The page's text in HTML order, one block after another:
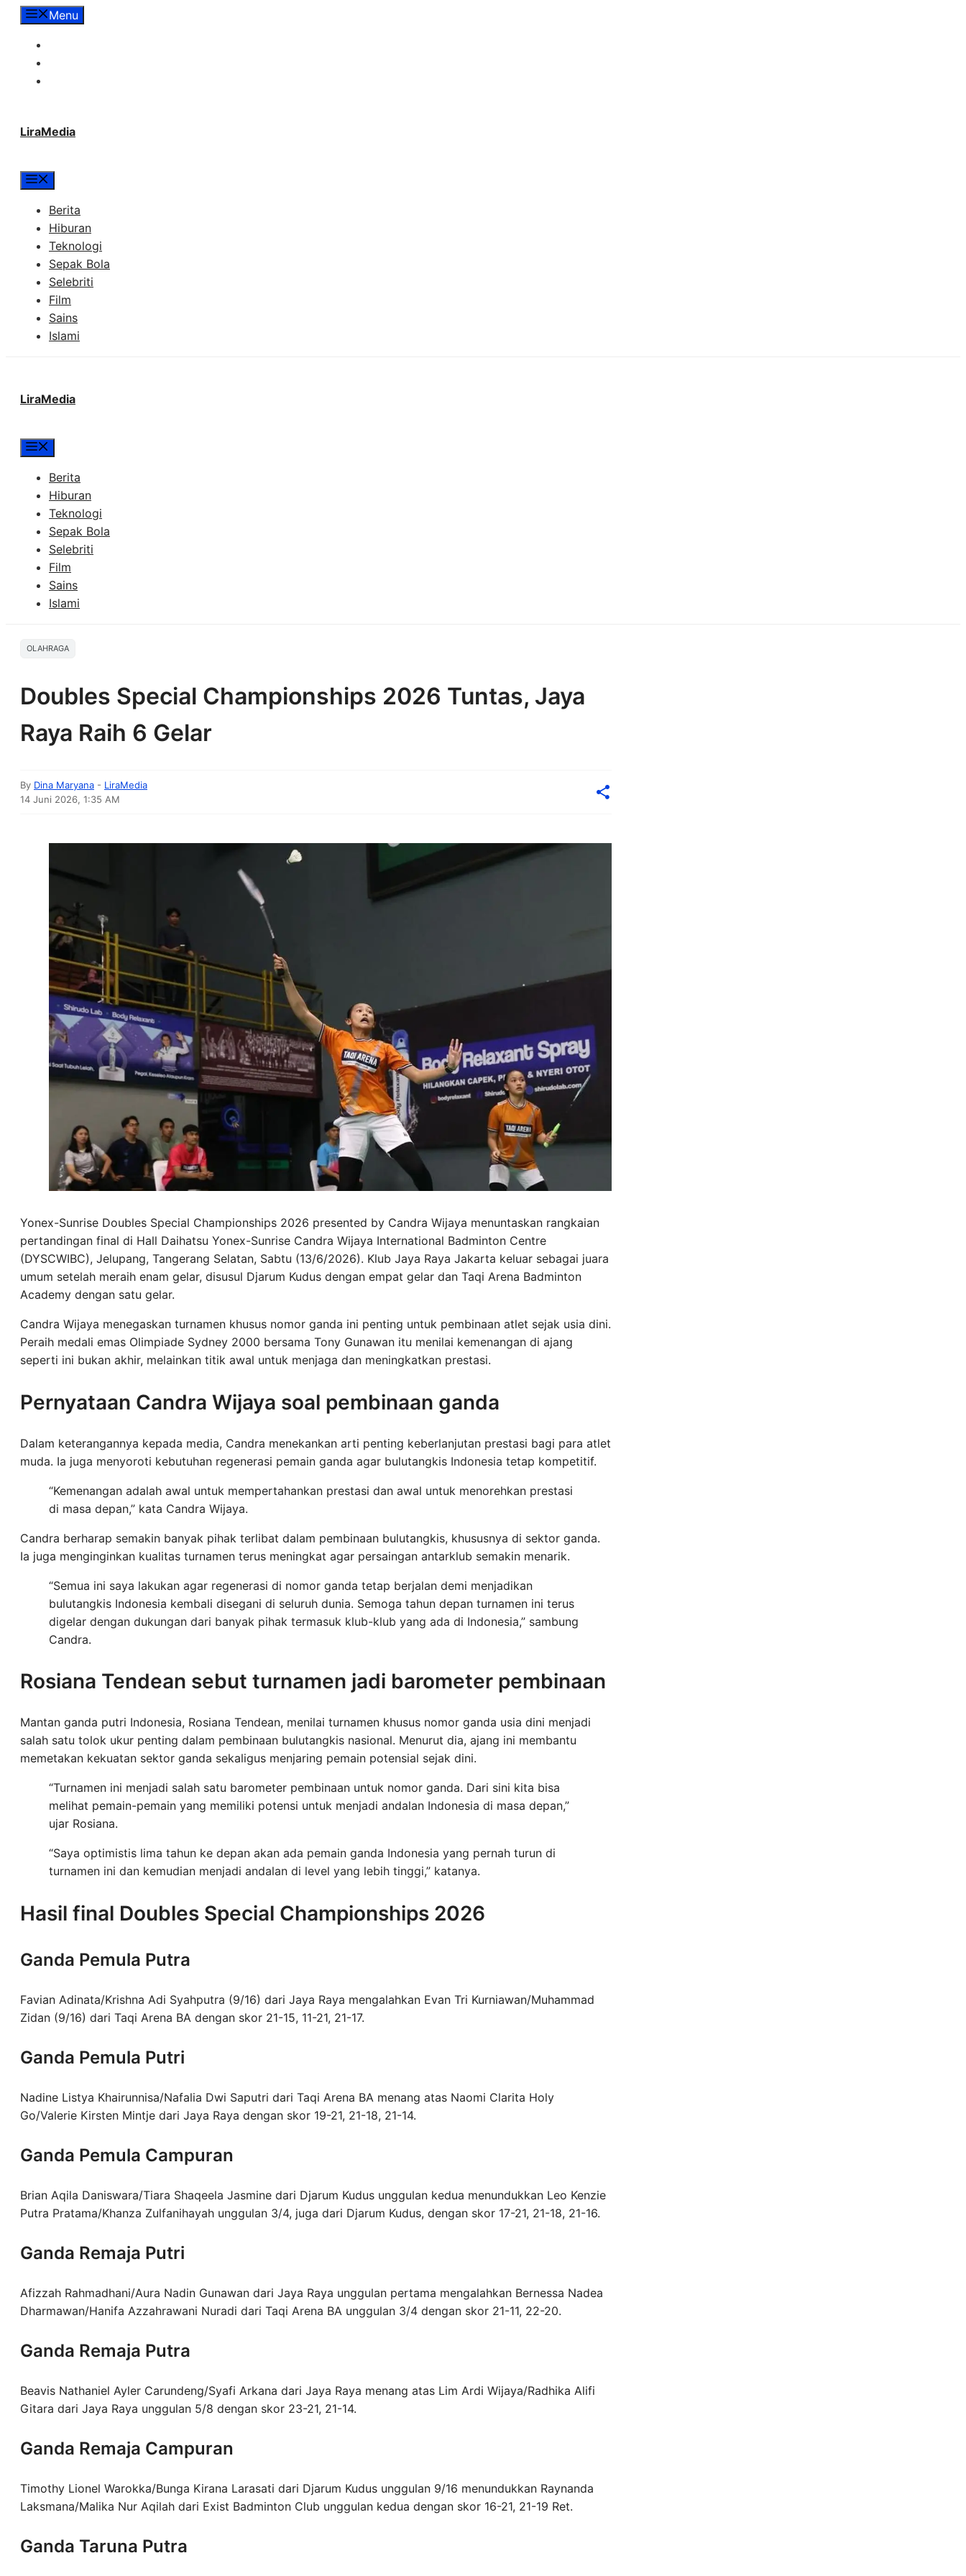
LangsungMenu
LiraMedia
Berita
Hiburan
Teknologi
Sepak Bola
Selebriti
Film
Sains
Islami
LiraMedia
Berita
Hiburan
Teknologi
Sepak Bola
Selebriti
Film
Sains
Islami
OLAHRAGA
Doubles Special Championships 2026 Tuntas, Jaya
Raya Raih 6 Gelar
By Dina Maryana - LiraMedia
14 Juni 2026, 1:35 AM
Yonex-Sunrise Doubles Special Championships 2026 presented by Candra Wijaya menuntaskan rangkaian
pertandingan final di Hall Daihatsu Yonex-Sunrise Candra Wijaya International Badminton Centre
(DYSCWIBC), Jelupang, Tangerang Selatan, Sabtu (13/6/2026). Klub Jaya Raya Jakarta keluar sebagai juara
umum setelah meraih enam gelar, disusul Djarum Kudus dengan empat gelar dan Taqi Arena Badminton
Academy dengan satu gelar.
Candra Wijaya menegaskan turnamen khusus nomor ganda ini penting untuk pembinaan atlet sejak usia dini.
Peraih medali emas Olimpiade Sydney 2000 bersama Tony Gunawan itu menilai kemenangan di ajang
seperti ini bukan akhir, melainkan titik awal untuk menjaga dan meningkatkan prestasi.
Pernyataan Candra Wijaya soal pembinaan ganda
Dalam keterangannya kepada media, Candra menekankan arti penting keberlanjutan prestasi bagi para atlet
muda. Ia juga menyoroti kebutuhan regenerasi pemain ganda agar bulutangkis Indonesia tetap kompetitif.
“Kemenangan adalah awal untuk mempertahankan prestasi dan awal untuk menorehkan prestasi
di masa depan,” kata Candra Wijaya.
Candra berharap semakin banyak pihak terlibat dalam pembinaan bulutangkis, khususnya di sektor ganda.
Ia juga menginginkan kualitas turnamen terus meningkat agar persaingan antarklub semakin menarik.
“Semua ini saya lakukan agar regenerasi di nomor ganda tetap berjalan demi menjadikan
bulutangkis Indonesia kembali disegani di seluruh dunia. Semoga tahun depan turnamen ini terus
digelar dengan dukungan dari banyak pihak termasuk klub-klub yang ada di Indonesia,” sambung
Candra.
Rosiana Tendean sebut turnamen jadi barometer pembinaan
Mantan ganda putri Indonesia, Rosiana Tendean, menilai turnamen khusus nomor ganda usia dini menjadi
salah satu tolok ukur penting dalam pembinaan bulutangkis nasional. Menurut dia, ajang ini membantu
memetakan kekuatan sektor ganda sekaligus menjaring pemain potensial sejak dini.
“Turnamen ini menjadi salah satu barometer pembinaan untuk nomor ganda. Dari sini kita bisa
melihat pemain-pemain yang memiliki potensi untuk menjadi andalan Indonesia di masa depan,”
ujar Rosiana.
“Saya optimistis lima tahun ke depan akan ada pemain ganda Indonesia yang pernah turun di
turnamen ini dan kemudian menjadi andalan di level yang lebih tinggi,” katanya.
Hasil final Doubles Special Championships 2026
Ganda Pemula Putra
Favian Adinata/Krishna Adi Syahputra (9/16) dari Jaya Raya mengalahkan Evan Tri Kurniawan/Muhammad
Zidan (9/16) dari Taqi Arena BA dengan skor 21-15, 11-21, 21-17.
Ganda Pemula Putri
Nadine Listya Khairunnisa/Nafalia Dwi Saputri dari Taqi Arena BA menang atas Naomi Clarita Holy
Go/Valerie Kirsten Mintje dari Jaya Raya dengan skor 19-21, 21-18, 21-14.
Ganda Pemula Campuran
Brian Aqila Daniswara/Tiara Shaqeela Jasmine dari Djarum Kudus unggulan kedua menundukkan Leo Kenzie
Putra Pratama/Khanza Zulfanihayah unggulan 3/4, juga dari Djarum Kudus, dengan skor 17-21, 21-18, 21-16.
Ganda Remaja Putri
Afizzah Rahmadhani/Aura Nadin Gunawan dari Jaya Raya unggulan pertama mengalahkan Bernessa Nadea
Dharmawan/Hanifa Azzahrawani Nuradi dari Taqi Arena BA unggulan 3/4 dengan skor 21-11, 22-20.
Ganda Remaja Putra
Beavis Nathaniel Ayler Carundeng/Syafi Arkana dari Jaya Raya menang atas Lim Ardi Wijaya/Radhika Alifi
Gitara dari Jaya Raya unggulan 5/8 dengan skor 23-21, 21-14.
Ganda Remaja Campuran
Timothy Lionel Warokka/Bunga Kirana Larasati dari Djarum Kudus unggulan 9/16 menundukkan Raynanda
Laksmana/Malika Nur Aqilah dari Exist Badminton Club unggulan kedua dengan skor 16-21, 21-19 Ret.
Ganda Taruna Putra